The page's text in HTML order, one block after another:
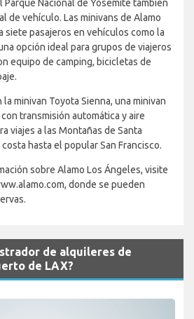
Nacional de Yosemite también
de vehículo. Las minivans de Alamo
siete pasajeros en vehículos como la
opción ideal para grupos de viajeros
equipo de camping, bicicletas de
la minivan Toyota Sienna, una minivan
transmisión automática y aire
viajes a las Montañas de Santa
hasta el popular San Francisco.
sobre Alamo Los Ángeles, visite
donde se pueden
de alquileres de
de LAX?